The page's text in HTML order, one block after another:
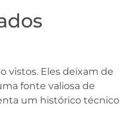
vistos. Eles deixam de
fonte valiosa de
um histórico técnico